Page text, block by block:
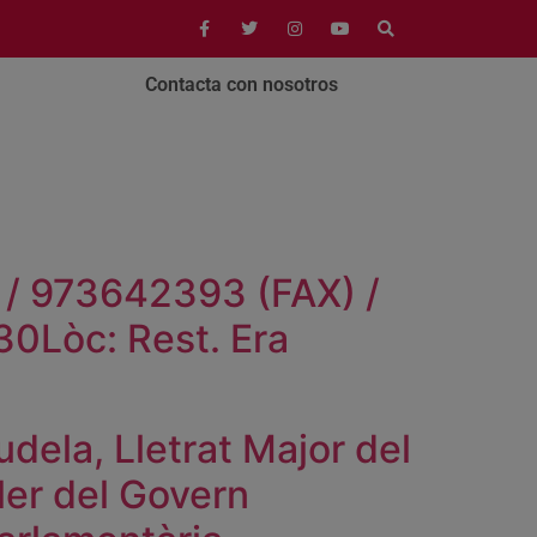
Contacta con nosotros
973642393 (FAX) /
Rest. Era
Lletrat Major del
del Govern